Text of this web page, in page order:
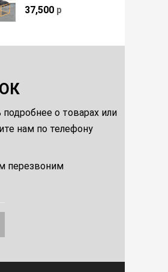
37,500р
о товарах или
нам по телефону
перезвоним